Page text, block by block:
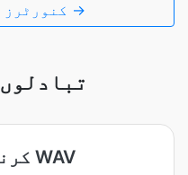
سب دیکھیں MP3 کنورٹرز →
دیگر MOV تبادلوں
MOV کرنے کے لئے WAV